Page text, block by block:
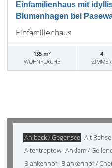
Einfamilienhaus mit
Blumenhagen bei
Einfamilienhaus
135 m²
WOHNFLÄCHE
4
ZIMMER
Ahlbeck / Gegensee Alt Rehse
Altentreptow Anklam /
Blankenhof Blankenhof /